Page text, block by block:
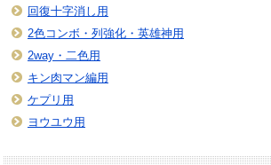
回復十字消し用
2色コンボ・列強化・英雄神用
2way・二色用
キン肉マン編用
ケプリ用
ヨウユウ用